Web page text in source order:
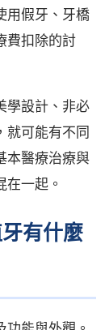
用假牙、牙橋
費扣除的討
學設計、非必
就可能有不同
本醫療治療與
一起。
有什麼